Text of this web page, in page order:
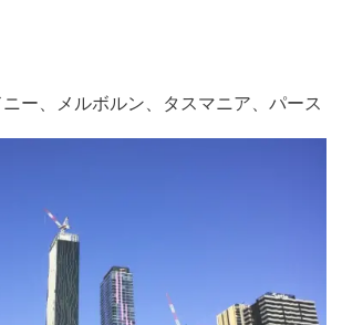
ー、メルボルン、タスマニア、パース